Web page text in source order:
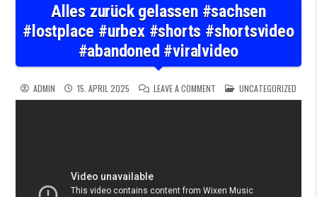
Alles zurück gelassen #sachsen
#lostplace #urbex #shorts #shortsvideo
#abandoned #viralvideo
ADMIN 15. APRIL 2025 LEAVE A COMMENT ON ALLES ZURÜCK
POSTED IN
UNCATEGORIZED